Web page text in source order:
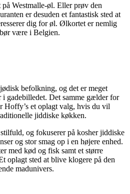
Westmalle-øl. Eller prøv den
er desuden et fantastisk sted at
dig for øl. Ølkortet er nemlig
være i Belgien.
befolkning, og det er meget
i gadebilledet. Det samme gælder for
Hoffy’s et oplagt valg, hvis du vil
jiddiske køkken.
og fokuserer på kosher jiddiske
og stor smag op i en højere enhed.
med kød og fisk samt et større
oplagt sted at blive klogere på den
madunivers.